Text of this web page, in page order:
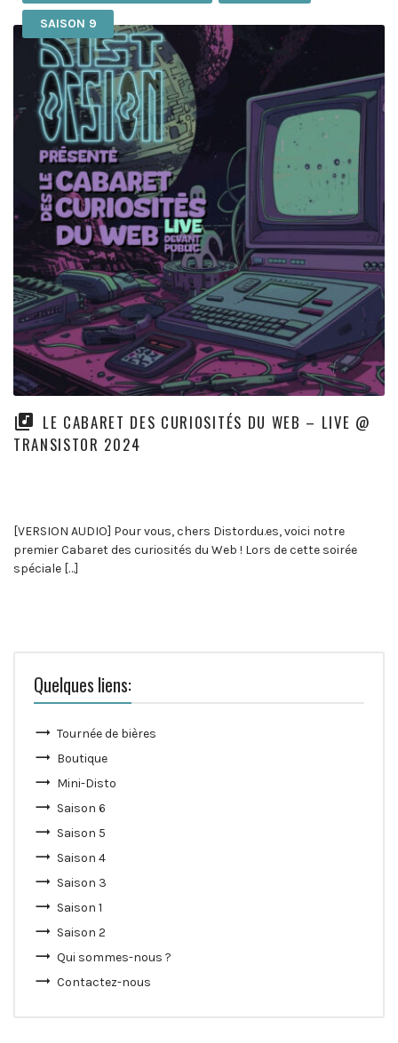
SAISON 9
LE CABARET DES CURIOSITÉS DU WEB – LIVE @
TRANSISTOR 2024
[VERSION AUDIO] Pour vous, chers Distordu.es, voici notre
premier Cabaret des curiosités du Web ! Lors de cette soirée
spéciale […]
Quelques liens:
Tournée de bières
Boutique
Mini-Disto
Saison 6
Saison 5
Saison 4
Saison 3
Saison 1
Saison 2
Qui sommes-nous ?
Contactez-nous